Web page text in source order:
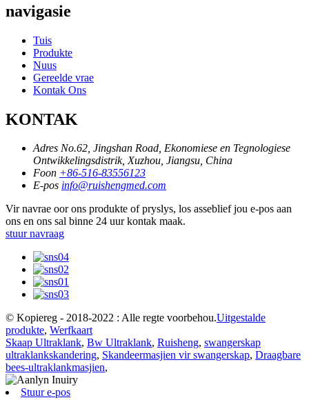
navigasie
Tuis
Produkte
Nuus
Gereelde vrae
Kontak Ons
KONTAK
Adres No.62, Jingshan Road, Ekonomiese en Tegnologiese
Ontwikkelingsdistrik, Xuzhou, Jiangsu, China
Foon +86-516-83556123
E-pos info@ruishengmed.com
Vir navrae oor ons produkte of pryslys, los asseblief jou e-pos aan
ons en ons sal binne 24 uur kontak maak.
stuur navraag
© Kopiereg - 2018-2022 : Alle regte voorbehou.Uitgestalde
produkte, Werfkaart
Skaap Ultraklank, Bw Ultraklank, Ruisheng, swangerskap
ultraklankskandering, Skandeermasjien vir swangerskap, Draagbare
bees-ultraklankmasjien,
Stuur e-pos